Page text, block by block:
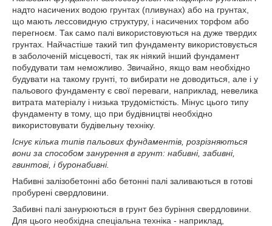
надто насичених водою грунтах (пливунах) або на грунтах,
що мають лессовидную структуру, і насичених торфом або
перегноєм. Так само палі використовуються на дуже твердих
грунтах. Найчастіше такий тип фундаменту використовується
в заболоченій місцевості, так як ніякий інший фундамент
побудувати там неможливо. Звичайно, якщо вам необхідно
будувати на такому грунті, то вибирати не доводиться, але і у
пальового фундаменту є свої переваги, наприклад, невелика
витрата матеріалу і низька трудомісткість. Мінус цього типу
фундаменту в тому, що при будівництві необхідно
використовувати будівельну техніку.
Існує кілька типів пальових фундаментів, розрізняються
вони за способом занурення в грунт: набивні, забивні,
гвинтові, і буронабивні.
Набивні залізобетонні або бетонні палі заливаються в готові
пробурені свердловини.
Забивні палі занурюються в грунт без буріння свердловини.
Для цього необхідна спеціальна техніка - наприклад,